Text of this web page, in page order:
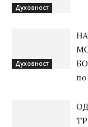
Духовност
Духовност